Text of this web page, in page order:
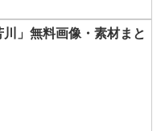
川」無料画像・素材まと